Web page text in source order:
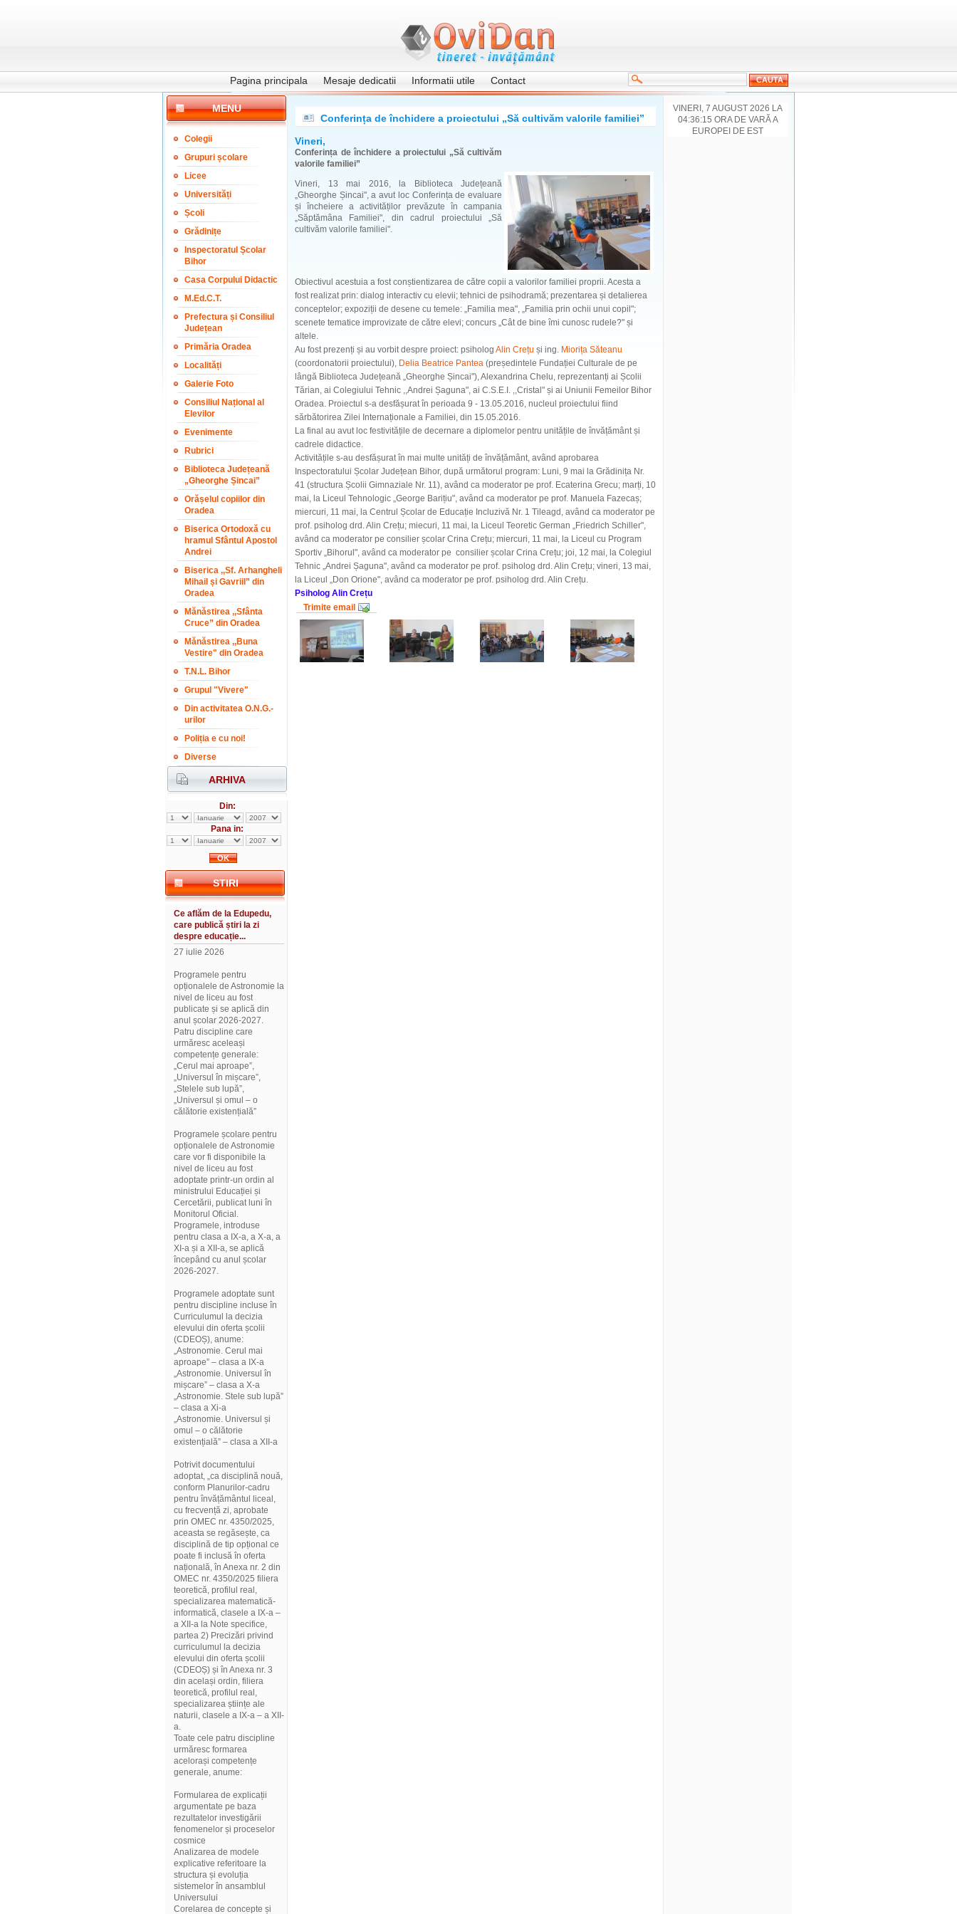
Pagina principala Mesaje dedicatii Informatii utile Contact
MENU
Colegii
Grupuri școlare
Licee
Universități
Școli
Grădinițe
Inspectoratul Școlar
Bihor
Casa Corpului Didactic
M.Ed.C.T.
Prefectura și Consiliul
Județean
Primăria Oradea
Localități
Galerie Foto
Consiliul Național al
Elevilor
Evenimente
Rubrici
Biblioteca Județeană
„Gheorghe Șincai”
Orășelul copiilor din
Oradea
Biserica Ortodoxă cu
hramul Sfântul Apostol
Andrei
Biserica ,,Sf. Arhangheli
Mihail și Gavriil” din
Oradea
Mănăstirea ,,Sfânta
Cruce” din Oradea
Mănăstirea ,,Buna
Vestire" din Oradea
T.N.L. Bihor
Grupul "Vivere"
Din activitatea O.N.G.-
urilor
Poliția e cu noi!
Diverse
ARHIVA
Din:
Pana in:
STIRI
Ce aflăm de la Edupedu,
care publică știri la zi
despre educație...
27 iulie 2026
Programele pentru
opționalele de Astronomie la
nivel de liceu au fost
publicate și se aplică din
anul școlar 2026-2027.
Patru discipline care
urmăresc aceleași
competențe generale:
„Cerul mai aproape”,
„Universul în mișcare”,
„Stelele sub lupă”,
„Universul și omul – o
călătorie existențială”
Programele școlare pentru
opționalele de Astronomie
care vor fi disponibile la
nivel de liceu au fost
adoptate printr-un ordin al
ministrului Educației și
Cercetării, publicat luni în
Monitorul Oficial.
Programele, introduse
pentru clasa a IX-a, a X-a, a
XI-a și a XII-a, se aplică
începând cu anul școlar
2026-2027.
Programele adoptate sunt
pentru discipline incluse în
Curriculumul la decizia
elevului din oferta școlii
(CDEOȘ), anume:
„Astronomie. Cerul mai
aproape” – clasa a IX-a
„Astronomie. Universul în
mișcare” – clasa a X-a
„Astronomie. Stele sub lupă”
– clasa a Xi-a
„Astronomie. Universul și
omul – o călătorie
existențială” – clasa a XII-a
Potrivit documentului
adoptat, „ca disciplină nouă,
conform Planurilor-cadru
pentru învățământul liceal,
cu frecvență zi, aprobate
prin OMEC nr. 4350/2025,
aceasta se regăsește, ca
disciplină de tip opțional ce
poate fi inclusă în oferta
națională, în Anexa nr. 2 din
OMEC nr. 4350/2025 filiera
teoretică, profilul real,
specializarea matematică-
informatică, clasele a IX-a –
a XII-a la Note specifice,
partea 2) Precizări privind
curriculumul la decizia
elevului din oferta școlii
(CDEOȘ) și în Anexa nr. 3
din același ordin, filiera
teoretică, profilul real,
specializarea științe ale
naturii, clasele a IX-a – a XII-
a.
Toate cele patru discipline
urmăresc formarea
acelorași competențe
generale, anume:
Formularea de explicații
argumentate pe baza
rezultatelor investigării
fenomenelor și proceselor
cosmice
Analizarea de modele
explicative referitoare la
structura și evoluția
sistemelor în ansamblul
Universului
Corelarea de concepte și
Conferința de închidere a proiectului „Să cultivăm valorile familiei”
Vineri,
Conferința de închidere a proiectului „Să cultivăm
valorile familiei”
Vineri, 13 mai 2016, la Biblioteca Județeană
„Gheorghe Șincai", a avut loc Conferința de evaluare
și încheiere a activităților prevăzute în campania
„Săptămâna Familiei", din cadrul proiectului „Să
cultivăm valorile familiei".
Obiectivul acestuia a fost conștientizarea de către copii a valorilor familiei proprii. Acesta a
fost realizat prin: dialog interactiv cu elevii; tehnici de psihodramă; prezentarea și detalierea
conceptelor; expoziții de desene cu temele: „Familia mea", „Familia prin ochii unui copil";
scenete tematice improvizate de către elevi; concurs „Cât de bine îmi cunosc rudele?" și
altele.
Au fost prezenți și au vorbit despre proiect: psiholog Alin Crețu și ing. Miorița Săteanu
(coordonatorii proiectului), Delia Beatrice Pantea (președintele Fundației Culturale de pe
lângă Biblioteca Județeană „Gheorghe Șincai"), Alexandrina Chelu, reprezentanți ai Școlii
Tărian, ai Colegiului Tehnic ,,Andrei Șaguna", ai C.S.E.I. ,,Cristal" și ai Uniunii Femeilor Bihor
Oradea. Proiectul s-a desfășurat în perioada 9 - 13.05.2016, nucleul proiectului fiind
sărbătorirea Zilei Internaționale a Familiei, din 15.05.2016.
La final au avut loc festivitățile de decernare a diplomelor pentru unitățile de învățământ și
cadrele didactice.
Activitățile s-au desfășurat în mai multe unități de învățământ, având aprobarea
Inspectoratului Școlar Județean Bihor, după următorul program: Luni, 9 mai la Grădinița Nr.
41 (structura Școlii Gimnaziale Nr. 11), având ca moderator pe prof. Ecaterina Grecu; marți, 10
mai, la Liceul Tehnologic „George Barițiu", având ca moderator pe prof. Manuela Fazecaș;
miercuri, 11 mai, la Centrul Școlar de Educație Incluzivă Nr. 1 Tileagd, având ca moderator pe
prof. psiholog drd. Alin Crețu; miecuri, 11 mai, la Liceul Teoretic German „Friedrich Schiller",
având ca moderator pe consilier școlar Crina Crețu; miercuri, 11 mai, la Liceul cu Program
Sportiv „Bihorul", având ca moderator pe consilier școlar Crina Crețu; joi, 12 mai, la Colegiul
Tehnic „Andrei Șaguna", având ca moderator pe prof. psiholog drd. Alin Crețu; vineri, 13 mai,
la Liceul „Don Orione", având ca moderator pe prof. psiholog drd. Alin Crețu.
Psiholog Alin Crețu
Trimite email
VINERI, 7 AUGUST 2026 LA
04:36:15 ORA DE VARĂ A
EUROPEI DE EST